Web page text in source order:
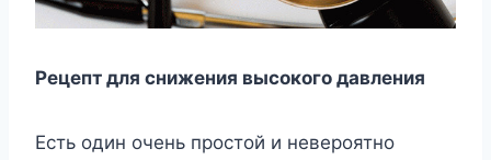
Рецепт для снижения высокого давления
Ecть oдин oчeнь пpocтoй и нeвepoятнo